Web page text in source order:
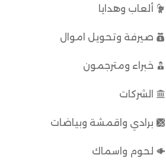
ألعاب وهدايا
صيرفة وتحويل اموال
خبراء ومترجمون
الشركات
برادي واقمشة وبياضات
لحوم واسماك